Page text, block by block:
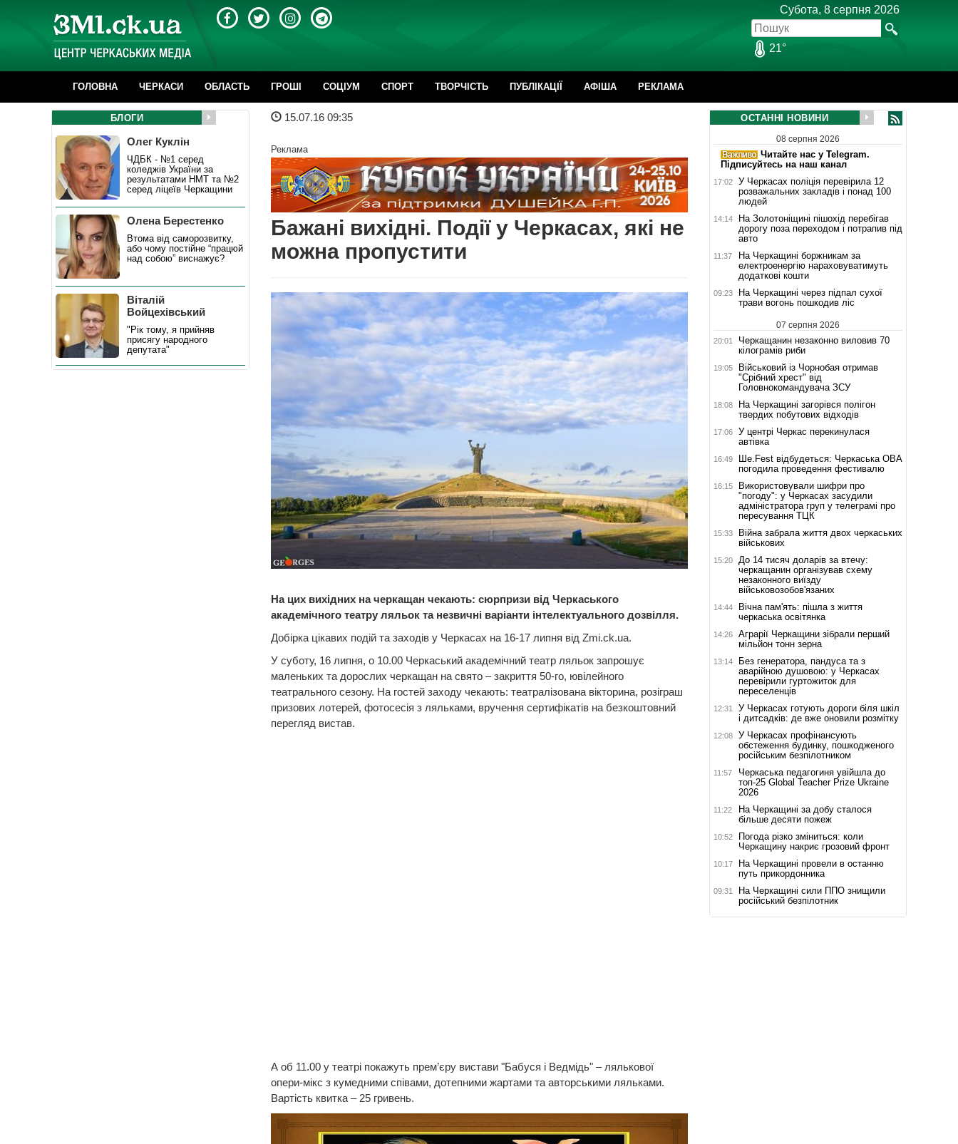
Субота, 8 серпня 2026
21°
ГОЛОВНА ЧЕРКАСИ ОБЛАСТЬ ГРОШІ CОЦІУМ СПОРТ ТВОРЧІСТЬ ПУБЛІКАЦІЇ АФІША РЕКЛАМА
15.07.16 09:35
Реклама
Бажані вихідні. Події у Черкасах, які не
можна пропустити
На цих вихідних на черкащан чекають: сюрпризи від Черкаського
академічного театру ляльокта незвичні варіанти інтелектуального дозвілля.
Добірка цікавих подій та заходів у Черкасах на 16-17 липня від Zmi.ck.ua.
У суботу, 16 липня, о 10.00 Черкаський академічний театр ляльок запрошує
маленьких та дорослих черкащан на свято – закриття 50-го, ювілейного
театрального сезону. На гостей заходу чекають: театралізована вікторина, розіграш
призових лотерей, фотосесія з ляльками, вручення сертифікатів на безкоштовний
перегляд вистав.
А об 11.00 у театрі покажуть прем’єру вистави "Бабуся і Ведмідь" – лялькової
опери-мікс з кумедними співами, дотепними жартами та авторськими ляльками.
Вартість квитка – 25 гривень.
БЛОГИ
Олег Куклін
ЧДБК - №1 серед
коледжів України за
результатами НМТ та №2
серед ліцеїв Черкащини
Олена Берестенко
Втома від саморозвитку,
або чому постійне “працюй
над собою” виснажує?
Віталій
Войцехівський
"Рік тому, я прийняв
присягу народного
депутата"
ОСТАННІ НОВИНИ
08 серпня 2026
Читайте нас у Telegram.
Підписуйтесь на наш канал
17:02
У Черкасах поліція перевірила 12
розважальних закладів і понад 100
людей
14:14
На Золотоніщині пішохід перебігав
дорогу поза переходом і потрапив під
авто
11:37
На Черкащині боржникам за
електроенергію нараховуватимуть
додаткові кошти
09:23
На Черкащині через підпал сухої
трави вогонь пошкодив ліс
07 серпня 2026
20:01
Черкащанин незаконно виловив 70
кілограмів риби
19:05
Військовий із Чорнобая отримав
"Срібний хрест" від
Головнокомандувача ЗСУ
18:08
На Черкащині загорівся полігон
твердих побутових відходів
17:06
У центрі Черкас перекинулася
автівка
16:49
Ше.Fest відбудеться: Черкаська ОВА
погодила проведення фестивалю
16:15
Використовували шифри про
"погоду": у Черкасах засудили
адміністратора груп у телеграмі про
пересування ТЦК
15:33
Війна забрала життя двох черкаських
військових
15:20
До 14 тисяч доларів за втечу:
черкащанин організував схему
незаконного виїзду
військовозобов'язаних
14:44
Вічна пам'ять: пішла з життя
черкаська освітянка
14:26
Аграрії Черкащини зібрали перший
мільйон тонн зерна
13:14
Без генератора, пандуса та з
аварійною душовою: у Черкасах
перевірили гуртожиток для
переселенців
12:31
У Черкасах готують дороги біля шкіл
і дитсадків: де вже оновили розмітку
12:08
У Черкасах профінансують
обстеження будинку, пошкодженого
російським безпілотником
11:57
Черкаська педагогиня увійшла до
топ-25 Global Teacher Prize Ukraine
2026
11:22
На Черкащині за добу сталося
більше десяти пожеж
10:52
Погода різко зміниться: коли
Черкащину накриє грозовий фронт
10:17
На Черкащині провели в останню
путь прикордонника
09:31
На Черкащині сили ППО знищили
російський безпілотник